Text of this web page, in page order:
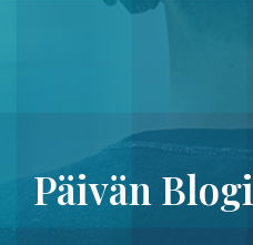
Päivän Blogi